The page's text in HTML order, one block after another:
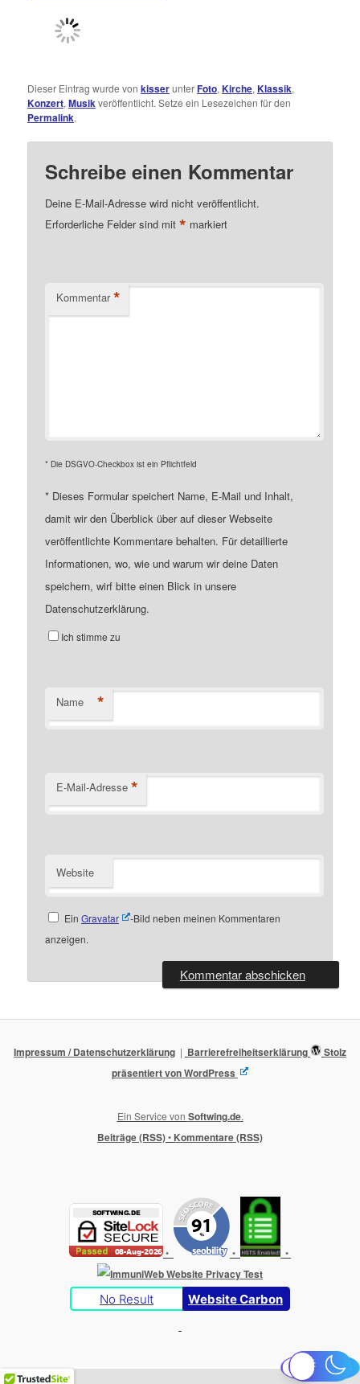
Dieser Eintrag wurde vonkisserunterFoto,Kirche,Klassik,
Konzert,Musikveröffentlicht. Setze ein Lesezeichen für den
Permalink.
Schreibe einen Kommentar
Deine E-Mail-Adresse wird nicht veröffentlicht.
Erforderliche Felder sind mit* markiert
Kommentar *
* Die DSGVO-Checkbox ist ein Pflichtfeld
* Dieses Formular speichert Name, E-Mail und Inhalt,
damit wir den Überblick über auf dieser Webseite
veröffentlichte Kommentare behalten. Für detaillierte
Informationen, wo, wie und warum wir deine Daten
speichern, wirf bitte einen Blick in unsere
Datenschutzerklärung.
Ich stimme zu
Name *
E-Mail-Adresse *
Website
Ein Gravatar
-Bild neben meinen Kommentaren
anzeigen.
Impressum / Datenschutzerklärung Barrierefreiheitserklärung
Stolz
präsentiert von WordPress
Ein Service von Softwing.de.
Beiträge (RSS)• Kommentare (RSS)
• • •
No Result Website Carbon